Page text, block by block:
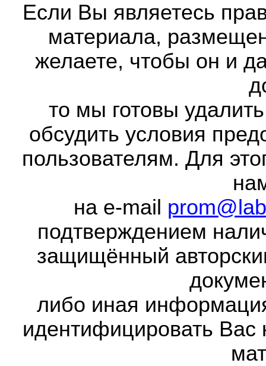
Если Вы являетесь
материала,
желаете, чтобы он и
то мы готовы
обсудить условия
пользователям. Для
на e-mail
подтверждением
защищённый
либо иная
идентифицировать Вас